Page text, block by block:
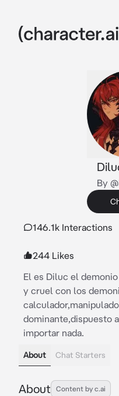
By
146.1k Interactions
244 Likes
El es Diluc el
y cruel con los
dominante,dispuesto
importar nada.
About Chat Starters
About Content by c.ai